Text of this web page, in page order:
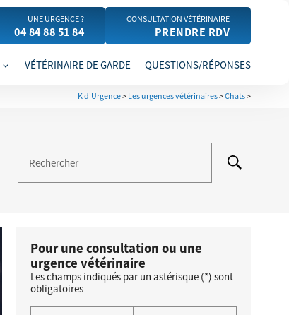
UNE URGENCE ?
04 84 88 51 84
CONSULTATION VÉTÉRINAIRE
PRENDRE RDV
VÉTÉRINAIRE DE GARDE QUESTIONS/RÉPONSES
K d'Urgence>Les urgences vétérinaires>Chats>
Rechercher
Pour une consultation ou une
urgence vétérinaire
Les champs indiqués par un astérisque (*) sont
obligatoires